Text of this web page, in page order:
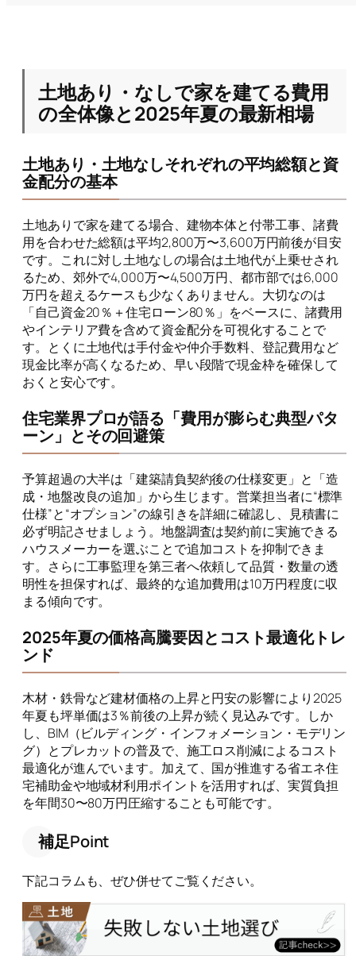
土地あり・なしで家を建てる費用
の全体像と2025年夏の最新相場
土地あり・土地なしそれぞれの平均総額と資
金配分の基本
土地ありで家を建てる場合、建物本体と付帯工事、諸費
用を合わせた総額は平均2,800万〜3,600万円前後が目安
です。これに対し土地なしの場合は土地代が上乗せされ
るため、郊外で4,000万〜4,500万円、都市部では6,000
万円を超えるケースも少なくありません。大切なのは
「自己資金20％＋住宅ローン80％」をベースに、諸費用
やインテリア費を含めて資金配分を可視化することで
す。とくに土地代は手付金や仲介手数料、登記費用など
現金比率が高くなるため、早い段階で現金枠を確保して
おくと安心です。
住宅業界プロが語る「費用が膨らむ典型パタ
ーン」とその回避策
予算超過の大半は「建築請負契約後の仕様変更」と「造
成・地盤改良の追加」から生じます。営業担当者に“標準
仕様”と“オプション”の線引きを詳細に確認し、見積書に
必ず明記させましょう。地盤調査は契約前に実施できる
ハウスメーカーを選ぶことで追加コストを抑制できま
す。さらに工事監理を第三者へ依頼して品質・数量の透
明性を担保すれば、最終的な追加費用は10万円程度に収
まる傾向です。
2025年夏の価格高騰要因とコスト最適化トレ
ンド
木材・鉄骨など建材価格の上昇と円安の影響により2025
年夏も坪単価は3％前後の上昇が続く見込みです。しか
し、BIM（ビルディング・インフォメーション・モデリン
グ）とプレカットの普及で、施工ロス削減によるコスト
最適化が進んでいます。加えて、国が推進する省エネ住
宅補助金や地域材利用ポイントを活用すれば、実質負担
を年間30〜80万円圧縮することも可能です。
補足Point
下記コラムも、ぜひ併せてご覧ください。